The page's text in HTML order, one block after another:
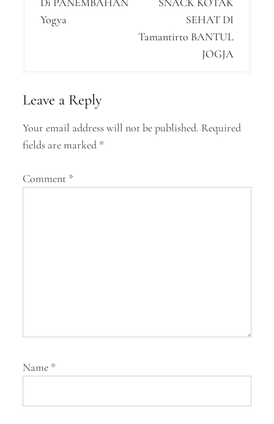
s
v
g
t
Yogya
SEHAT DI
Tamantirto BANTUL
JOGJA
Leave a Reply
Your email address will not be published. Required
fields are marked *
Comment *
Name *